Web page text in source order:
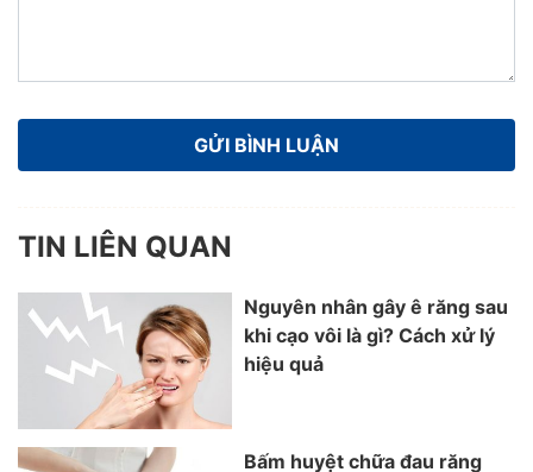
TIN LIÊN QUAN
Nguyên nhân gây ê răng sau
khi cạo vôi là gì? Cách xử lý
hiệu quả
Bấm huyệt chữa đau răng